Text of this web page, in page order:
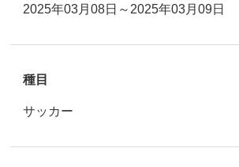
2025年03月08日～2025年03月09日
種目
サッカー